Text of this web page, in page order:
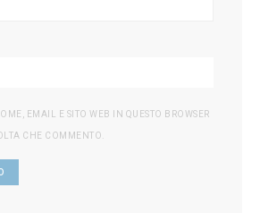
EMAIL E SITO WEB IN QUESTO BROWSER
CHE COMMENTO.